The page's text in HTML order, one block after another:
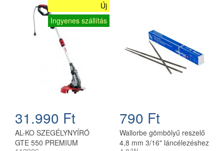
Új
Ingyenes szállítás
31.990 Ft
AL-KO SZEGÉLYNYÍRÓ
GTE 550 PREMIUM
790 Ft
Wallorbe gömbölyű reszelő
4,8 mm 3/16" láncélezéshez